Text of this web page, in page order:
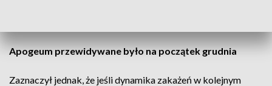
Apogeum przewidywane było na początek grudnia
Zaznaczył jednak, że jeśli dynamika zakażeń w kolejnym